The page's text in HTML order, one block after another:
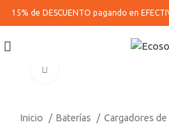
15% de DESCUENTO pagando en
Inicio Baterías
Cargadores de